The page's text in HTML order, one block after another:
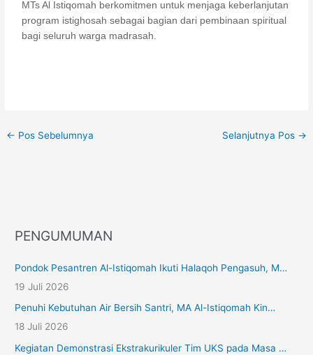
MTs Al Istiqomah berkomitmen untuk menjaga keberlanjutan
program istighosah sebagai bagian dari pembinaan spiritual
bagi seluruh warga madrasah.
← Pos Sebelumnya Selanjutnya Pos →
PENGUMUMAN
Pondok Pesantren Al-Istiqomah Ikuti Halaqoh Pengasuh, M…
19 Juli 2026
Penuhi Kebutuhan Air Bersih Santri, MA Al-Istiqomah Kin…
18 Juli 2026
Kegiatan Demonstrasi Ekstrakurikuler Tim UKS pada Masa …